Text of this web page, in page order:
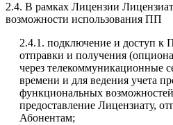
2.4. В рамках Лицензии
возможности использования ПП
2.4.1. подключение и доступ к
отправки и получения
через телекоммуникационные
времени и для ведения учета
функциональных
предоставление Лицензиату,
Абонентам;